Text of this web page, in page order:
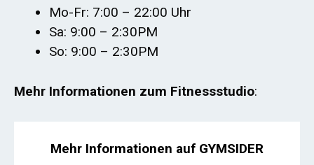
Mo-Fr: 7:00 – 22:00 Uhr
Sa: 9:00 – 2:30PM
So: 9:00 – 2:30PM
Mehr Informationen zum Fitnessstudio:
Mehr Informationen auf GYMSIDER